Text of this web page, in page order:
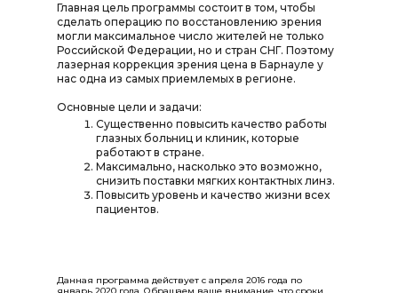
Главная цель программы состоит в том, чтобы
сделать операцию по восстановлению зрения
могли максимальное число жителей не только
Российской Федерации, но и стран СНГ. Поэтому
лазерная коррекция зрения цена в Барнауле у
нас одна из самых приемлемых в регионе.
Основные цели и задачи:
Существенно повысить качество работы
глазных больниц и клиник, которые
работают в стране.
Максимально, насколько это возможно,
снизить поставки мягких контактных линз.
Повысить уровень и качество жизни всех
пациентов.
Данная программа действует с апреля 2016 года по